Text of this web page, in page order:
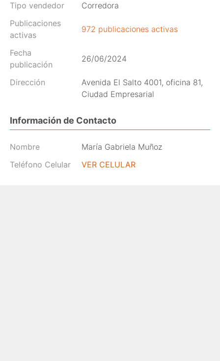
Tipo vendedor
Corredora
Publicaciones
activas
972 publicaciones activas
Fecha
publicación
26/06/2024
Dirección
Avenida El Salto 4001, oficina 81,
Ciudad Empresarial
Información de Contacto
Nombre
María Gabriela Muñoz
Teléfono Celular
VER CELULAR